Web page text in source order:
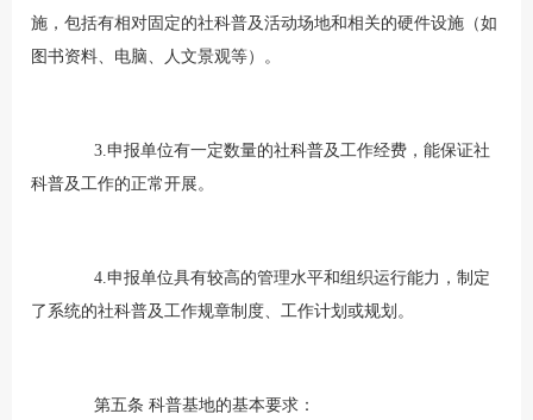
施，包括有相对固定的社科普及活动场地和相关的硬件设施（如
图书资料、电脑、人文景观等）。
3.申报单位有一定数量的社科普及工作经费，能保证社
科普及工作的正常开展。
4.申报单位具有较高的管理水平和组织运行能力，制定
了系统的社科普及工作规章制度、工作计划或规划。
第五条 科普基地的基本要求：